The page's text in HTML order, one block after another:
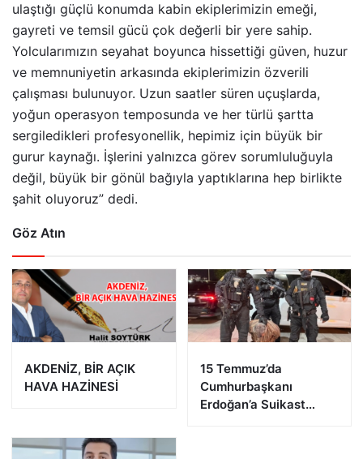
ulaştığı güçlü konumda kabin ekiplerimizin emeği,
gayreti ve temsil gücü çok değerli bir yere sahip.
Yolcularımızın seyahat boyunca hissettiği güven, huzur
ve memnuniyetin arkasında ekiplerimizin özverili
çalışması bulunuyor. Uzun saatler süren uçuşlarda,
yoğun operasyon temposunda ve her türlü şartta
sergiledikleri profesyonellik, hepimiz için büyük bir
gurur kaynağı. İşlerini yalnızca görev sorumluluğuyla
değil, büyük bir gönül bağıyla yaptıklarına hep birlikte
şahit oluyoruz” dedi.
Göz Atın
AKDENİZ, BİR AÇIK
HAVA HAZİNESİ
15 Temmuz’da
Cumhurbaşkanı
Erdoğan’a Suikast